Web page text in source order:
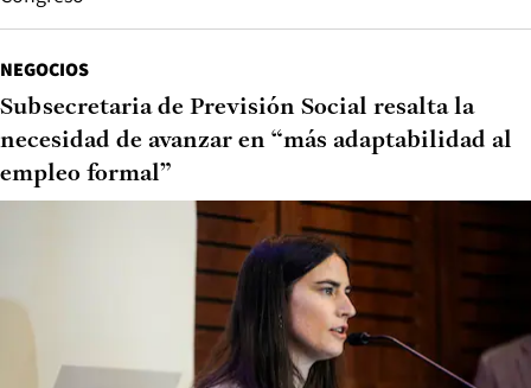
NEGOCIOS
Subsecretaria de Previsión Social resalta la
necesidad de avanzar en “más adaptabilidad al
empleo formal”